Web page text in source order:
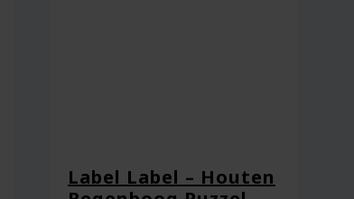
Label Label – Houten